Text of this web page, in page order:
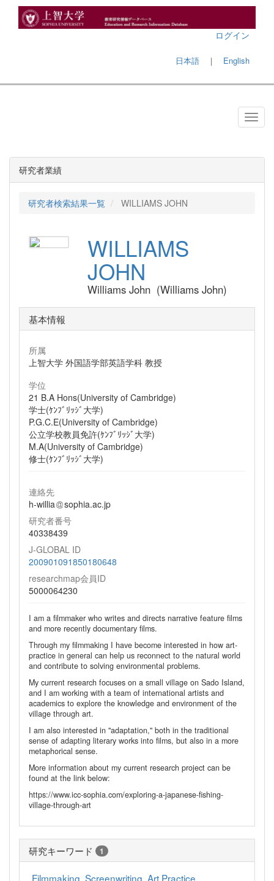
ログイン
日本語 ｜ English
研究者業績
研究者検索結果一覧 WILLIAMS JOHN
WILLIAMS
JOHN
Williams John (Williams John)
基本情報
所属
上智大学 外国語学部英語学科 教授
学位
21 B.A Hons(University of Cambridge)
学士(ｹﾝﾌﾞﾘｯｼﾞ大学)
P.G.C.E(University of Cambridge)
公立学校教員免許(ｹﾝﾌﾞﾘｯｼﾞ大学)
M.A(University of Cambridge)
修士(ｹﾝﾌﾞﾘｯｼﾞ大学)
連絡先
h-willia
sophia.ac.jp
研究者番号
40338439
J-GLOBAL ID
200901091850180648
researchmap会員ID
5000064230
I am a filmmaker who writes and directs narrative feature films
and more recently documentary films.
Through my filmmaking I have become interested in how art-
practice in general can help us reconnect to the natural world
and contribute to solving environmental problems.
My current research focuses on a small village on Sado Island,
and I am working with a team of international artists and
academics to explore the knowledge and environment of the
village through art.
I am also interested in "adaptation," both in the traditional
sense of adapting literary works into films, but also in a more
metaphorical sense.
More information about my current research project can be
found at the link below:
https://www.icc-sophia.com/exploring-a-japanese-fishing-
village-through-art
研究キーワード 1
Filmmaking, Screenwriting, Art Practice,